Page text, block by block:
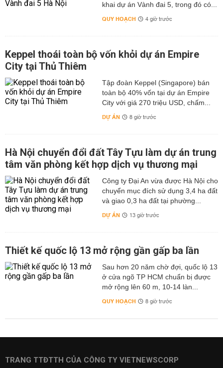
khai dự án Vành đai 5, trong đó có...
QUY HOẠCH 4 giờ trước
Keppel thoái toàn bộ vốn khỏi dự án Empire
City tại Thủ Thiêm
Tập đoàn Keppel (Singapore) bán
toàn bộ 40% vốn tại dự án Empire
City với giá 270 triệu USD, chấm...
DỰ ÁN 8 giờ trước
Hà Nội chuyển đổi đất Tây Tựu làm dự án trung
tâm văn phòng kết hợp dịch vụ thương mại
Công ty Đại An vừa được Hà Nội cho
chuyển mục đích sử dụng 3,4 ha đất
và giao 0,3 ha đất tại phường...
DỰ ÁN 13 giờ trước
Thiết kế quốc lộ 13 mở rộng gần gấp ba lần
Sau hơn 20 năm chờ đợi, quốc lộ 13
ở cửa ngõ TP HCM chuẩn bị được
mở rộng lên 60 m, 10-14 làn...
QUY HOẠCH 8 giờ trước
TRANG TTĐTTH CỦA CÔNG TY VIETNEWSCORP